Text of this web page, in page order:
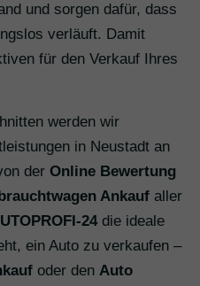
und sorgen dafür, dass
verläuft. Damit
für den Verkauf Ihres
werden wir
in Neustadt an
der Online Bewertung
Ankauf aller
24die ideale
ein Auto zu verkaufen –
oder den Auto